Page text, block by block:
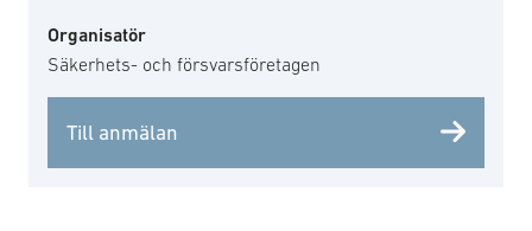
Organisatör
Säkerhets- och försvarsföretagen
Till anmälan